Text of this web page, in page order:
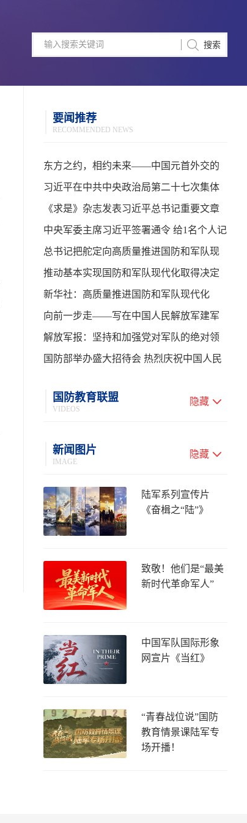
要闻推荐
RECOMMENDED NEWS
东方之约，相约未来——中国元首外交的
世界情怀与大国气派
习近平在中共中央政治局第二十七次集体
学习时强调 强化政治引领 深化创新发展 高
质量推进国防和军队现代化
《求是》杂志发表习近平总书记重要文章
中央军委主席习近平签署通令 给1名个人记
功
总书记把舵定向高质量推进国防和军队现
代化
推动基本实现国防和军队现代化取得决定
性进展——学习贯彻习主席在中共中央政
治局第二十七次集体学习时的重要讲话
新华社：高质量推进国防和军队现代化
向前一步走——写在中国人民解放军建军
99周年之际
解放军报：坚持和加强党对军队的绝对领
导 高质量推进国防和军队现代化
国防部举办盛大招待会 热烈庆祝中国人民
国防教育联盟
VIDEOS
隐藏
新闻图片
IMAGE
隐藏
陆军系列宣传片
《奋楫之“陆”》
致敬！他们是“最美
新时代革命军人”
中国军队国际形象
网宣片《当红》
“青春战位说”国防
教育情景课陆军专
场开播！